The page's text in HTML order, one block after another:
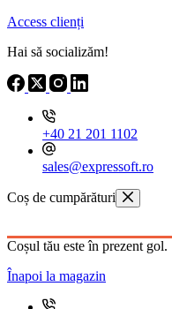
Access clienți
Hai să socializăm!
+40 21 201 1102
sales@expressoft.ro
Coș de cumpărături
Coșul tău este în prezent gol.
Înapoi la magazin